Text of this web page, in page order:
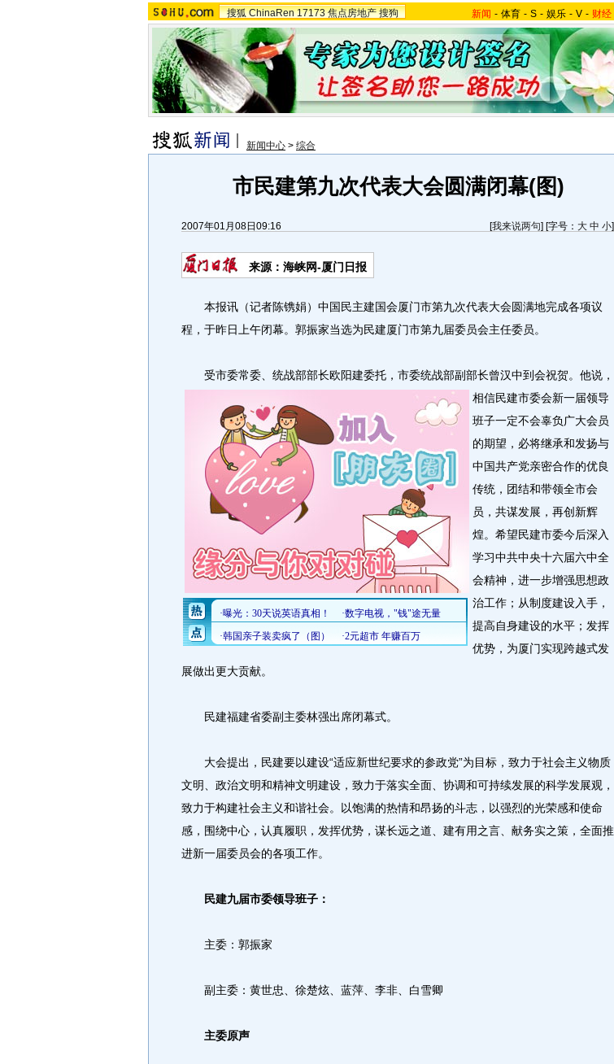
搜狐 ChinaRen 17173 焦点房地产 搜狗 新闻 - 体育 - S - 娱乐 - V - 财经
新闻中心 > 综合
市民建第九次代表大会圆满闭幕(图)
2007年01月08日09:16 [我来说两句] [字号： 大 中 小]
来源：海峡网-厦门日报
本报讯（记者陈镌娟）中国民主建国会厦门市第九次代表大会圆满地完成各项议
程，于昨日上午闭幕。郭振家当选为民建厦门市第九届委员会主任委员。
受市委常委、统战部部长欧阳建委托，市委统战部副部长曾汉中到会祝贺。 他说，
相信民建市委会新一届领导
班子一定不会辜负广大会员
的期望，必将继承和发扬与
中国共产党亲密合作的优良
传统，团结和带领全市会
员，共谋发展，再创新辉
煌。希望民建市委今后深入
学习中共中央十六届六中全
会精神，进一步增强思想政
治工作；从制度建设入手，
提高自身建设的水平；发挥
优势，为厦门实现跨越式发
展做出更大贡献。
民建福建省委副主委林强出席闭幕式。
大会提出，民建要以建设“适应新世纪要求的参政党”为目标，致力于社会主义物质
文明、政治文明和精神文明建设，致力于落实全面、协调和可持续发展的科学发展观，
致力于构建社会主义和谐社会。以饱满的热情和昂扬的斗志，以强烈的光荣感和使命
感，围绕中心，认真履职，发挥优势，谋长远之道、建有用之言、献务实之策，全面推
进新一届委员会的各项工作。
民建九届市委领导班子：
主委：郭振家
副主委：黄世忠、徐楚炫、蓝萍、李非、白雪卿
主委原声